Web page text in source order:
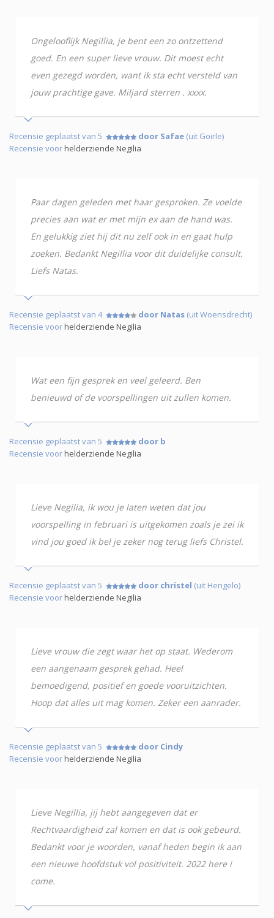
Ongelooflijk Negillia, je bent een zo ontzettend
goed. En een super lieve vrouw. Dit moest echt
even gezegd worden, want ik sta echt versteld van
jouw prachtige gave. Miljard sterren . xxxx.
Recensie geplaatst van 5 door Safae (uit Goirle)
Recensie voorhelderziende Negilia
Paar dagen geleden met haar gesproken. Ze voelde
precies aan wat er met mijn ex aan de hand was.
En gelukkig ziet hij dit nu zelf ook in en gaat hulp
zoeken. Bedankt Negillia voor dit duidelijke consult.
Liefs Natas.
Recensie geplaatst van 4 door Natas (uit Woensdrecht)
Recensie voorhelderziende Negilia
Wat een fijn gesprek en veel geleerd. Ben
benieuwd of de voorspellingen uit zullen komen.
Recensie geplaatst van 5
door b
Recensie voorhelderziende Negilia
Lieve Negilia, ik wou je laten weten dat jou
voorspelling in februari is uitgekomen zoals je zei ik
vind jou goed ik bel je zeker nog terug liefs Christel.
Recensie geplaatst van 5 door christel (uit Hengelo)
Recensie voorhelderziende Negilia
Lieve vrouw die zegt waar het op staat. Wederom
een aangenaam gesprek gehad. Heel
bemoedigend, positief en goede vooruitzichten.
Hoop dat alles uit mag komen. Zeker een aanrader.
Recensie geplaatst van 5
door Cindy
Recensie voorhelderziende Negilia
Lieve Negillia, jij hebt aangegeven dat er
Rechtvaardigheid zal komen en dat is ook gebeurd.
Bedankt voor je woorden, vanaf heden begin ik aan
een nieuwe hoofdstuk vol positiviteit. 2022 here i
come.